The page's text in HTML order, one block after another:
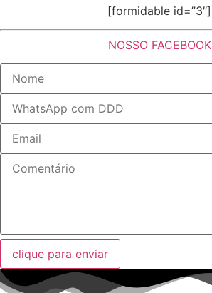
[formidable id=”3″]
NOSSO FACEBOOK
clique para enviar